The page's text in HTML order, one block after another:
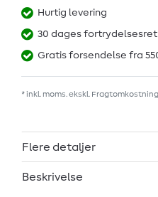
Hurtig levering
30 dages fortrydelsesret
Gratis forsendelse fra
* inkl. moms. ekskl.
Flere detaljer
Beskrivelse